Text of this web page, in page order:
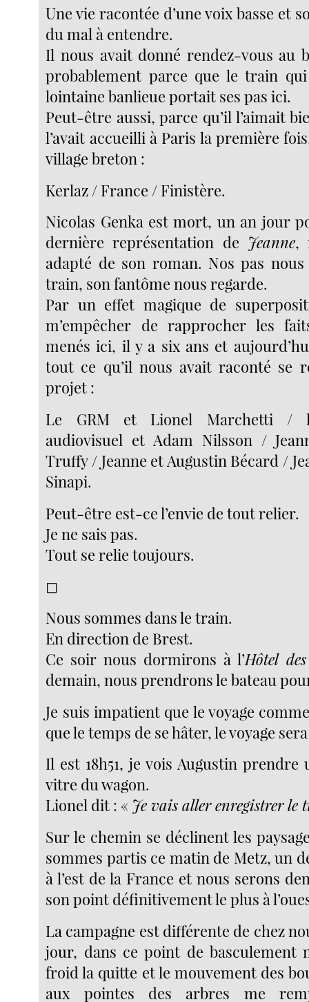
Une vie racontée d’une voix basse et
du mal à entendre.
Il nous avait donné rendez-vous au
probablement parce que le train qui
lointaine banlieue portait ses pas ici.
Peut-être aussi, parce qu’il l’aimait
l’avait accueilli à Paris la première
village breton :
Kerlaz / France / Finistère.
Nicolas Genka est mort, un an jour
dernière représentation de Jeanne,
adapté de son roman. Nos pas
train, son fantôme nous regarde.
Par un effet magique de
m’empêcher de rapprocher les
menés ici, il y a six ans et
tout ce qu’il nous avait raconté se
projet :
Le GRM et Lionel Marchetti /
audiovisuel et Adam Nilsson /
Truffy / Jeanne et Augustin Bécard /
Sinapi.
Peut-être est-ce l’envie de tout relier.
Je ne sais pas.
Tout se relie toujours.
◻︎
Nous sommes dans le train.
En direction de Brest.
Ce soir nous dormirons à l’Hôtel
demain, nous prendrons le bateau
Je suis impatient que le voyage
que le temps de se hâter, le voyage
Il est 18h51, je vois Augustin
vitre du wagon.
Lionel dit : « Je vais aller enregistrer
Sur le chemin se déclinent les
sommes partis ce matin de Metz, un
à l’est de la France et nous serons
son point définitivement le plus à
La campagne est différente de chez
jour, dans ce point de basculement
froid la quitte et le mouvement des
aux pointes des arbres me